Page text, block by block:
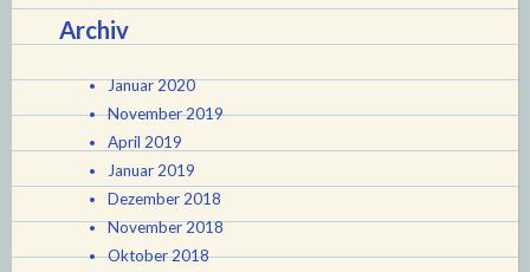
Archiv
Januar 2020
November 2019
April 2019
Januar 2019
Dezember 2018
November 2018
Oktober 2018